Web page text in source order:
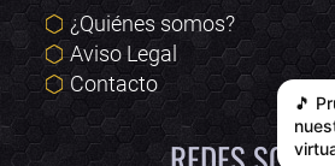
¿Quiénes somos?
Aviso Legal
Contacto
🎵